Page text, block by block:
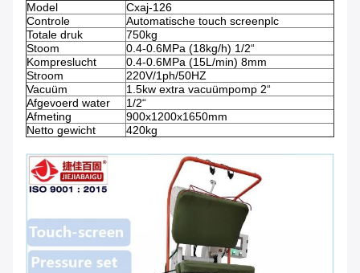
Model
Cxaj-126
Controle
Automatische touch screenplc
Totale druk
750kg
Stoom
0.4-0.6MPa (18kg/h) 1/2“
Kompreslucht
0.4-0.6MPa (15L/min) 8mm
Stroom
220V/1ph/50HZ
Vacuüm
1.5kw extra vacuümpomp 2“
Afgevoerd water
1/2“
Afmeting
900x1200x1650mm
Netto gewicht
420kg